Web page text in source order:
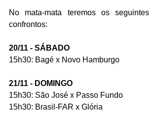
No mata-mata teremos os seguintes
confrontos:
20/11 - SÁBADO
15h30: Bagé x Novo Hamburgo
21/11 - DOMINGO
15h30: São José x Passo Fundo
15h30: Brasil-FAR x Glória